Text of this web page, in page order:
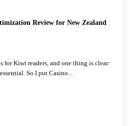
Review for New Zealand
for Kiwi readers, and one thing is clear:
So I put Casino…